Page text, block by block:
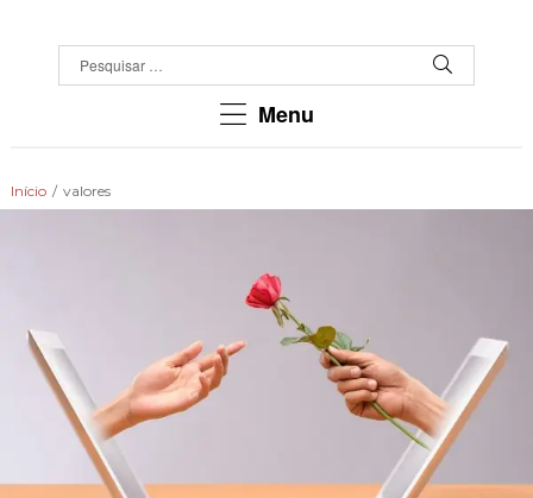
QUARENTA
chegaram
Menu
Início / valores